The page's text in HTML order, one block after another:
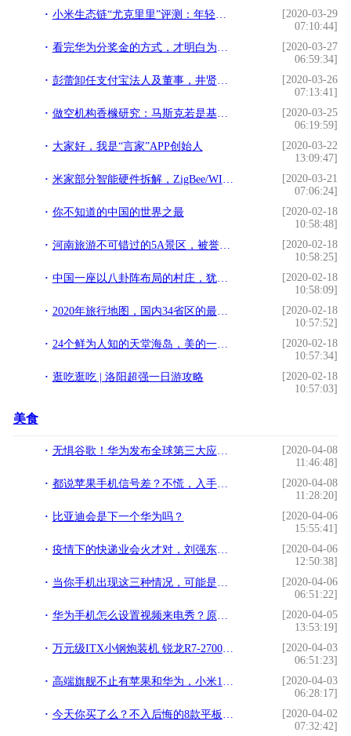
小米生态链“尤克里里”评测：年轻人的第一款智能乐器
[2020-03-29
07:10:44]
看完华为分奖金的方式，才明白为什么华为的员工能够奋斗再奋斗
[2020-03-27
06:59:34]
彭蕾卸任支付宝法人及董事，井贤栋、倪行军接任
[2020-03-26
07:13:41]
做空机构香橼研究：马斯克若是基金经理，现在也会做空特斯拉
[2020-03-25
06:19:59]
大家好，我是“言家”APP创始人
[2020-03-22
13:09:47]
米家部分智能硬件拆解，ZigBee/WIFI模块分析及二次开发
[2020-03-21
07:06:24]
你不知道的中国的世界之最
[2020-02-18
10:58:48]
河南旅游不可错过的5A景区，被誉为“世界醉美峡谷”，却少有人知
[2020-02-18
10:58:25]
中国一座以八卦阵布局的村庄，犹如迷宫一般易进难出，你没去过吧
[2020-02-18
10:58:09]
2020年旅行地图，国内34省区的最美天堂，你去对了吗？下篇
[2020-02-18
10:57:52]
24个鲜为人知的天堂海岛，美的一塌糊涂
[2020-02-18
10:57:34]
逛吃逛吃 | 洛阳超强一日游攻略
[2020-02-18
10:57:03]
美食
无惧谷歌！华为发布全球第三大应用商店，APP数量超过5.5万
[2020-04-08
11:46:48]
都说苹果手机信号差？不慌，入手这款iPhone才叫优秀
[2020-04-08
11:28:20]
比亚迪会是下一个华为吗？
[2020-04-06
15:55:41]
疫情下的快递业会火才对，刘强东为何说只有2家存活？
[2020-04-06
12:50:38]
当你手机出现这三种情况，可能是自燃或者爆炸前的征兆
[2020-04-06
06:51:22]
华为手机怎么设置视频来电秀？原来方法这么简单，手把手教你设置
[2020-04-05
13:53:19]
万元级ITX小钢炮装机 锐龙R7-2700X搭配RTX2060高端迷你电脑主机
[2020-04-03
06:51:23]
高端旗舰不止有苹果和华为，小米10成2020年最实力5G旗舰
[2020-04-03
06:28:17]
今天你买了么？不入后悔的8款平板推荐
[2020-04-02
07:32:42]